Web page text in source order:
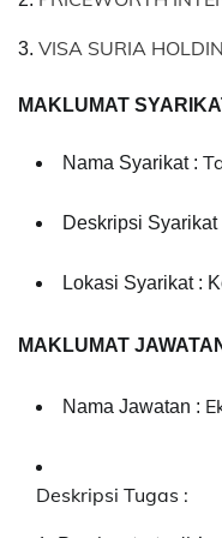
3. VISA SURIA
MAKLUMAT
Nama Syarikat :
Deskripsi
Lokasi Syarikat :
MAKLUMAT
Nama Jawatan :
Deskripsi Tugas :